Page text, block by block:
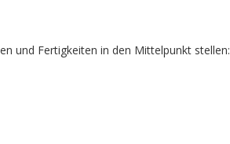
und Fertigkeiten in den Mittelpunkt stellen: